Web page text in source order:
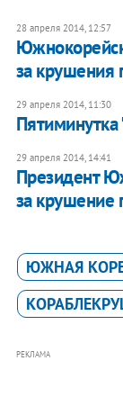
28 апреля 2014, 12:57
за крушения
29 апреля 2014, 11:30
29 апреля 2014, 14:41
​Президент
за крушение
ЮЖНАЯ
РЕКЛАМА